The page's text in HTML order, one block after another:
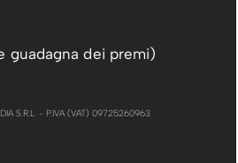
guadagna dei premi)
S.R.L. - P.IVA (VAT) 09725260963